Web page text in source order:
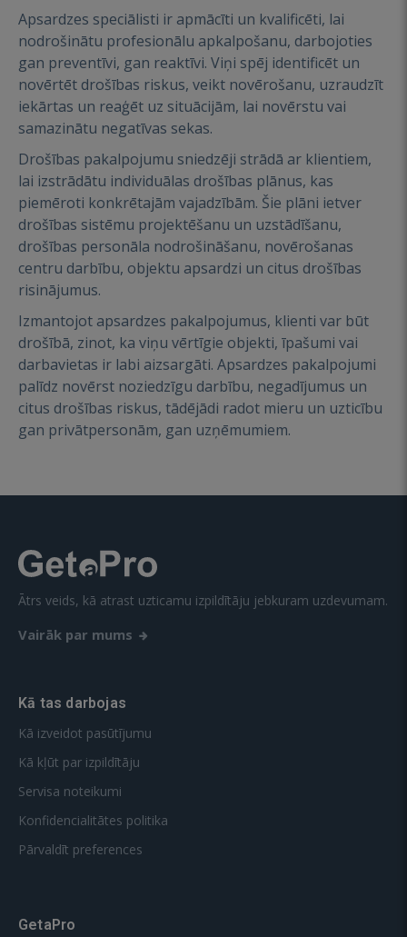
Apsardzes speciālisti ir apmācīti un kvalificēti, lai
nodrošinātu profesionālu apkalpošanu, darbojoties
gan preventīvi, gan reaktīvi. Viņi spēj identificēt un
novērtēt drošības riskus, veikt novērošanu, uzraudzīt
iekārtas un reaģēt uz situācijām, lai novērstu vai
samazinātu negatīvas sekas.
Drošības pakalpojumu sniedzēji strādā ar klientiem,
lai izstrādātu individuālas drošības plānus, kas
piemēroti konkrētajām vajadzībām. Šie plāni ietver
drošības sistēmu projektēšanu un uzstādīšanu,
drošības personāla nodrošināšanu, novērošanas
centru darbību, objektu apsardzi un citus drošības
risinājumus.
Izmantojot apsardzes pakalpojumus, klienti var būt
drošībā, zinot, ka viņu vērtīgie objekti, īpašumi vai
darbavietas ir labi aizsargāti. Apsardzes pakalpojumi
palīdz novērst noziedzīgu darbību, negadījumus un
citus drošības riskus, tādējādi radot mieru un uzticību
gan privātpersonām, gan uzņēmumiem.
Ātrs veids, kā atrast uzticamu izpildītāju jebkuram uzdevumam.
Vairāk par mums
Kā tas darbojas
Kā izveidot pasūtījumu
Kā kļūt par izpildītāju
Servisa noteikumi
Konfidencialitātes politika
Pārvaldīt preferences
GetaPro